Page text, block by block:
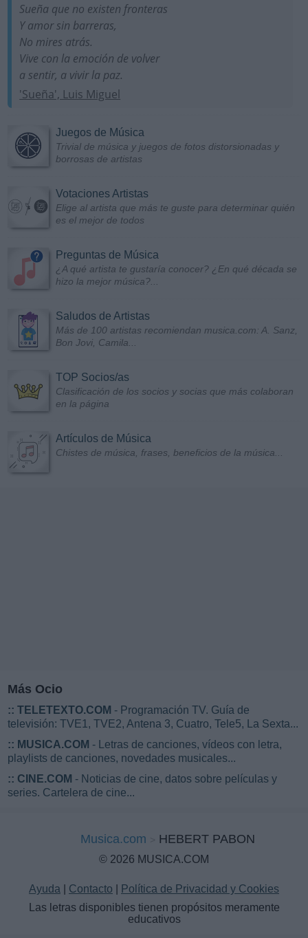
Sueña que no existen fronteras
Y amor sin barreras,
No mires atrás.
Vive con la emoción de volver
a sentir, a vivir la paz.
'Sueña', Luis Miguel
Juegos de Música
Trivial de música y juegos de fotos distorsionadas y
borrosas de artistas
Votaciones Artistas
Elige al artista que más te guste para determinar quién
es el mejor de todos
Preguntas de Música
¿A qué artista te gustaría conocer? ¿En qué década se
hizo la mejor música?...
Saludos de Artistas
Más de 100 artistas recomiendan musica.com: A. Sanz,
Bon Jovi, Camila...
TOP Socios/as
Clasificación de los socios y socias que más colaboran
en la página
Artículos de Música
Chistes de música, frases, beneficios de la música...
Más Ocio
:: TELETEXTO.COM - Programación TV. Guía de
televisión: TVE1, TVE2, Antena 3, Cuatro, Tele5, La Sexta...
:: MUSICA.COM - Letras de canciones, vídeos con letra,
playlists de canciones, novedades musicales...
:: CINE.COM - Noticias de cine, datos sobre películas y
series. Cartelera de cine...
Musica.com HEBERT PABON
© 2026 MUSICA.COM
Ayuda Contacto
Política de Privacidad y Cookies
Las letras disponibles tienen propósitos meramente
educativos